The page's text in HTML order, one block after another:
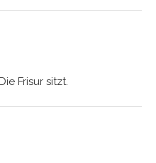
Frisur sitzt.